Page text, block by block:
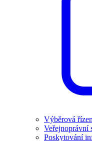
Výběrová
Veřejnoprávní
Poskytování